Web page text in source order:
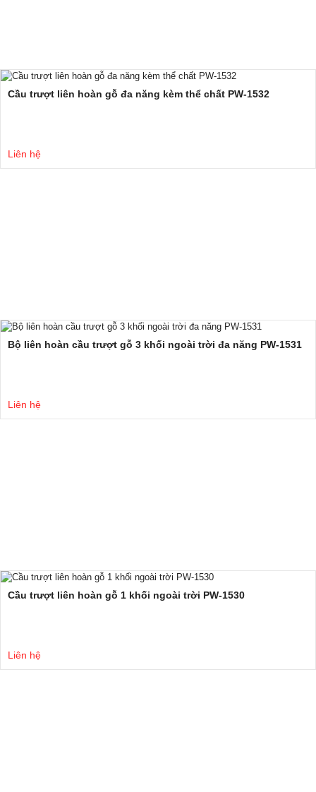
Cầu trượt liên hoàn gỗ đa năng kèm thể chất PW-1532
Liên hệ
Bộ liên hoàn cầu trượt gỗ 3 khối ngoài trời đa năng PW-1531
Liên hệ
Cầu trượt liên hoàn gỗ 1 khối ngoài trời PW-1530
Liên hệ